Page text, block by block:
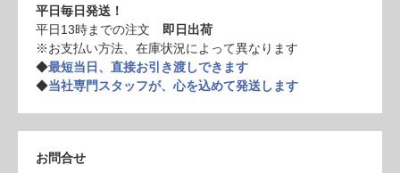
平日毎日発送！
平日13時までの注文 即日出荷
※お支払い方法、在庫状況によって異なります
◆最短当日、直接お引き渡しできます
◆当社専門スタッフが、心を込めて発送します
お問合せ